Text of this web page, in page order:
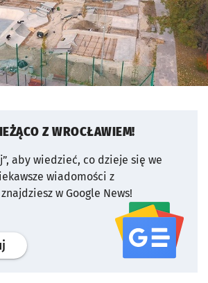
Z WROCŁAWIEM!
aby wiedzieć, co dzieje się we
wiadomości z
w Google News!
profil serwisu